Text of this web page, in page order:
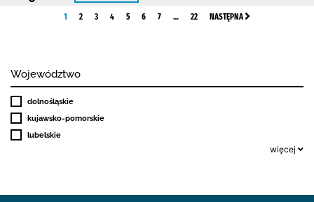
1 2 3 4 5 6 7 … 22 NASTĘPNA
Województwo
dolnośląskie
kujawsko-pomorskie
lubelskie
więcej